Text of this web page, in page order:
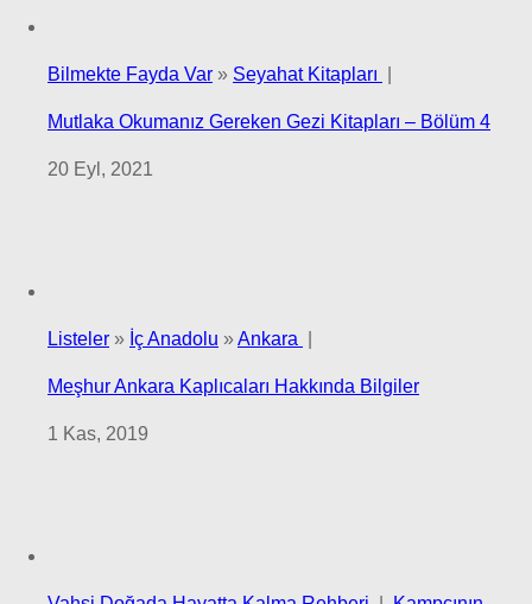
Bilmekte Fayda Var » Seyahat Kitapları
Mutlaka Okumanız Gereken Gezi Kitapları – Bölüm 4
20 Eyl, 2021
Listeler » İç Anadolu »Ankara
Meşhur Ankara Kaplıcaları Hakkında Bilgiler
1 Kas, 2019